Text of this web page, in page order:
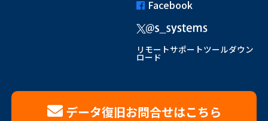
Facebook
リモートサポートツールダウン
ロード
データ復旧お問合せはこちら